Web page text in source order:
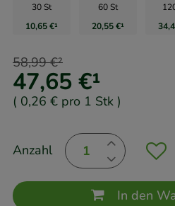
30 St
10,65 €¹
60 St
20,55 €¹
47,65 €¹
58,99 €²
( 0,26 € pro 1 Stk )
Anzahl
In den